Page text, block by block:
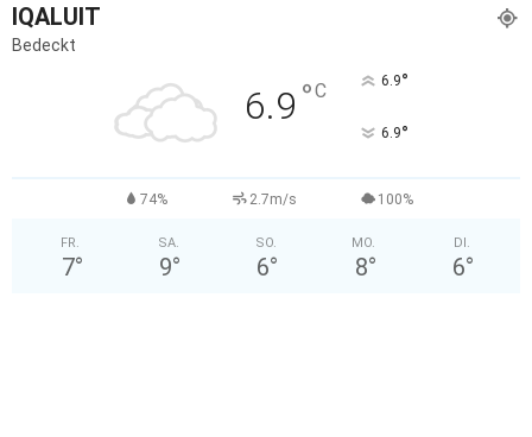
IQALUIT
Bedeckt
6.9 °C 6.9°
6.9°
74% 2.7m/s 100%
FR.
7°
SA.
9°
SO.
6°
MO.
8°
DI.
6°